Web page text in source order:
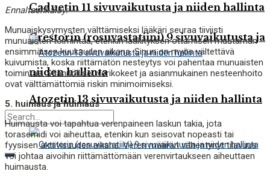
Crestorin (rosuvastatiini) 9 sivuvaikutusta ja
niiden hallinta
Caduetin 11 sivuvaikutusta ja niiden hallinta
Atozetin 13 sivuvaikutusta ja niiden hallinta
Ennaltaehkäisy:
Munuaiskysymysten välttämiseksi lääkäri seuraa tiiviisti
munuaisten toimintaa, etenkin lääkityksen ottamisen muutaman
ensimmäisen kuukauden aikana. Sinun on myös vältettävä
kuivumista, koska riittämätön nesteytys voi pahentaa munuaisten
toimintaa. Säännölliset verikokeet ja asianmukainen nesteenhoito
ovat välttämättömiä riskin minimoimiseksi.
5. huimaus ja huimaus
Huimausta voi tapahtua verenpaineen laskun takia, jota
torasemidi voi aiheuttaa, etenkin kun seisovat nopeasti tai
fyysisen aktiivisuuden aikana. Veren määrän vähentynyt tilavuus
voi johtaa aivoihin riittämättömään verenvirtaukseen aiheuttaen
huimausta.